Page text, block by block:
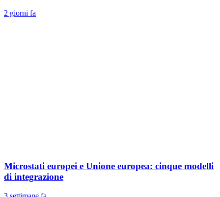
2 giorni fa
Microstati europei e Unione europea: cinque modelli
di integrazione